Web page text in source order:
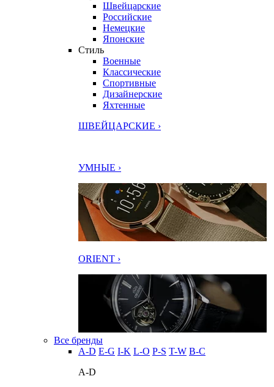
Швейцарские
Российские
Немецкие
Японские
Стиль
Военные
Классические
Спортивные
Дизайнерские
Яхтенные
ШВЕЙЦАРСКИЕ ›
УМНЫЕ ›
ORIENT ›
Все бренды
A-D E-G I-K L-O P-S T-W В-С
A-D